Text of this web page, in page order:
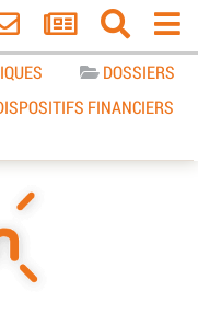
DOSSIERS
FINANCIERS